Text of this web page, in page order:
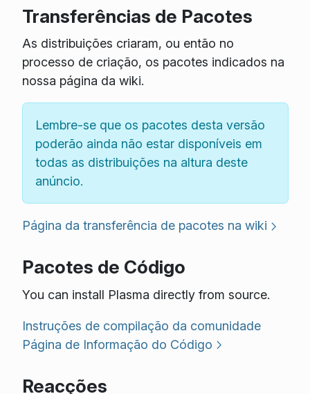
Transferências de Pacotes
As distribuições criaram, ou então no
processo de criação, os pacotes indicados na
nossa página da wiki.
Lembre-se que os pacotes desta versão
poderão ainda não estar disponíveis em
todas as distribuições na altura deste
anúncio.
Página da transferência de pacotes na wiki
Pacotes de Código
You can install Plasma directly from source.
Instruções de compilação da comunidade
Página de Informação do Código
Reacções